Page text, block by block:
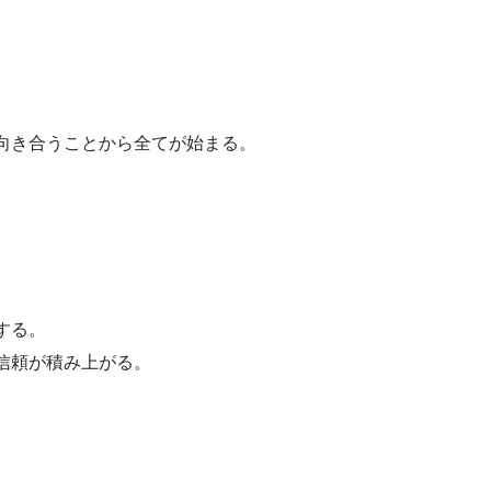
合うことから全てが始まる。
。
が積み上がる。